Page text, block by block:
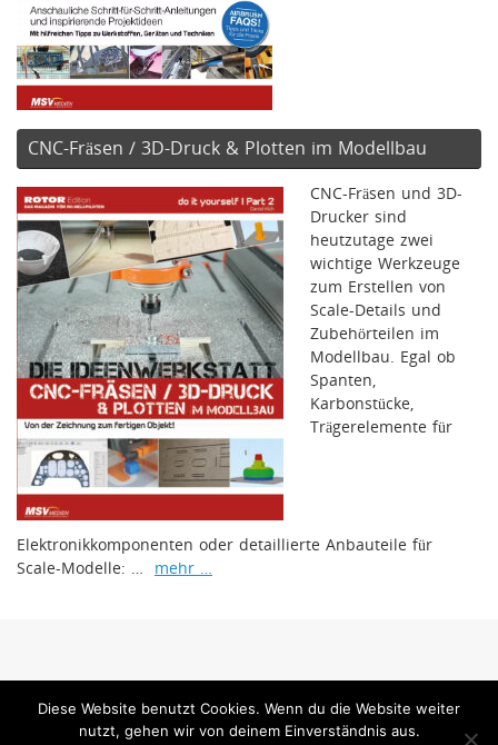
CNC-Fräsen / 3D-Druck & Plotten im Modellbau
CNC-Fräsen und 3D-
Drucker sind
heutzutage zwei
wichtige Werkzeuge
zum Erstellen von
Scale-Details und
Zubehörteilen im
Modellbau. Egal ob
Spanten,
Karbonstücke,
Trägerelemente für
Elektronikkomponenten oder detaillierte Anbauteile für
Scale-Modelle: … mehr …
GmbH
MSV Medien
Diese Website benutzt Cookies. Wenn du die Website weiter
nutzt, gehen wir von deinem Einverständnis aus.